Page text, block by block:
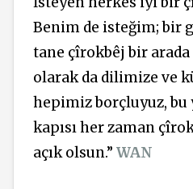
Benim de isteğim; bir
tane çîrokbêj bir
olarak da dilimize ve
hepimiz borçluyuz,
kapısı her zaman
açık olsun.” WAN